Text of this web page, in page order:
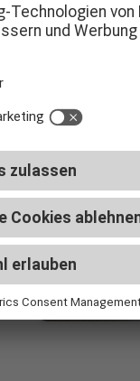
Foto: Zweirad-